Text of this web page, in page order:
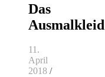
Das
Ausmalkleid
11.
April
2018 /